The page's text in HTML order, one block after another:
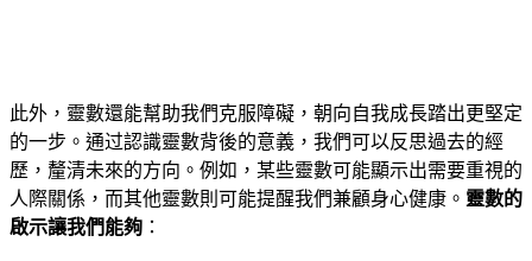
此外，靈數還能幫助我們克服障礙，朝向自我成長踏出更堅定
的一步。通过認識靈數背後的意義，我們可以反思過去的經
歷，釐清未來的方向。例如，某些靈數可能顯示出需要重視的
人際關係，而其他靈數則可能提醒我們兼顧身心健康。 靈數的
啟示讓我們能夠 ：